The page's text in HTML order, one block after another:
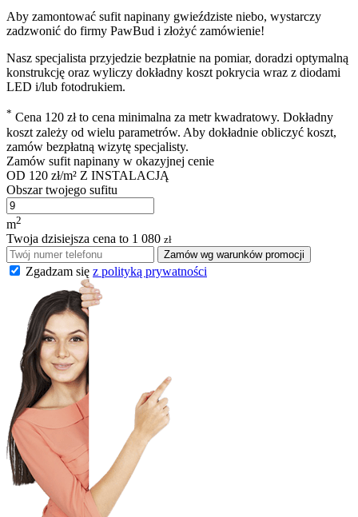
Aby zamontować sufit napinany gwieździste niebo, wystarczy
zadzwonić do firmy PawBud i złożyć zamówienie!
Nasz specjalista przyjedzie bezpłatnie na pomiar, doradzi optymalną
konstrukcję oraz wyliczy dokładny koszt pokrycia wraz z diodami
LED i/lub fotodrukiem.
* Cena 120 zł to cena minimalna za metr kwadratowy. Dokładny
koszt zależy od wielu parametrów. Aby dokładnie obliczyć koszt,
zamów bezpłatną wizytę specjalisty.
Zamów sufit napinany w okazyjnej cenie
OD 120 zł/m² Z INSTALACJĄ
Obszar twojego sufitu
m2
Twoja dzisiejsza cena to 1 080 zł
Zamów wg warunków promocji
Zgadzam się z polityką prywatności